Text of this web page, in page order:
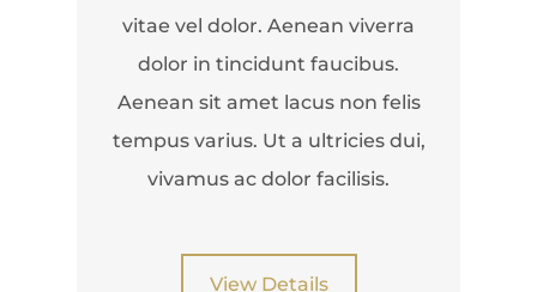
vitae vel dolor. Aenean viverra
dolor in tincidunt faucibus.
Aenean sit amet lacus non felis
tempus varius. Ut a ultricies dui,
vivamus ac dolor facilisis.
View Details